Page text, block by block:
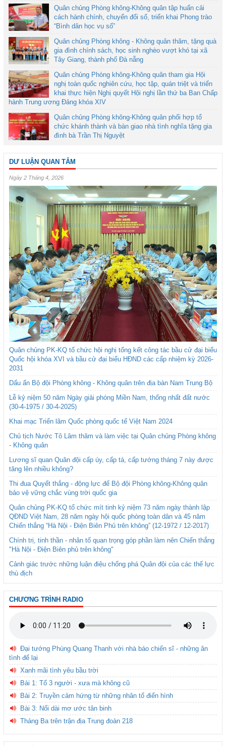
Quân chủng Phòng không-Không quân tập huấn cải
cách hành chính, chuyển đổi số, triển khai Phong trào
“Bình dân học vụ số”
Quân chủng Phòng không - Không quân thăm, tặng quà
gia đình chính sách, học sinh nghèo vượt khó tại xã
Tây Giang, thành phố Đà nẵng
Quân chủng Phòng không-Không quân tham gia Hội
nghị toàn quốc nghiên cứu, học tập, quán triệt và triển
khai thực hiện Nghị quyết Hội nghị lần thứ ba Ban Chấp
hành Trung ương Đảng khóa XIV
Quân chủng Phòng không-Không quân phối hợp tổ
chức khánh thành và bàn giao nhà tình nghĩa tặng gia
đình bà Trần Thị Nguyệt
DƯ LUẬN QUAN TÂM
Ngày 2 Tháng 4, 2026
Quân chủng PK-KQ tổ chức hội nghị tổng kết công tác bầu cử đại biểu
Quốc hội khóa XVI và bầu cử đại biểu HĐND các cấp nhiệm kỳ 2026-
2031
Dấu ấn Bộ đội Phòng không - Không quân trên địa bàn Nam Trung Bộ
Lễ kỷ niệm 50 năm Ngày giải phóng Miền Nam, thống nhất đất nước
(30-4-1975 / 30-4-2025)
Khai mạc Triển lãm Quốc phòng quốc tế Việt Nam 2024
Chủ tịch Nước Tô Lâm thăm và làm việc tại Quân chủng Phòng không
- Không quân
Lương sĩ quan Quân đội cấp úy, cấp tá, cấp tướng tháng 7 này được
tăng lên nhiều không?
Thi đua Quyết thắng - động lực để Bộ đội Phòng không-Không quân
bảo vệ vững chắc vùng trời quốc gia
Quân chủng PK-KQ tổ chức mít tinh kỷ niệm 73 năm ngày thành lập
QĐND Việt Nam, 28 năm ngày hội quốc phòng toàn dân và 45 năm
Chiến thắng “Hà Nội - Điện Biên Phủ trên không” (12-1972 / 12-2017)
Chính trị, tinh thần - nhân tố quan trọng góp phần làm nên Chiến thắng
"Hà Nội - Điện Biên phủ trên không"
Cảnh giác trước những luận điệu chống phá Quân đội của các thế lực
thù địch
CHƯƠNG TRÌNH RADIO
Đại tướng Phùng Quang Thanh với nhà báo chiến sĩ - những ân
tình để lại
Xanh mãi tình yêu bầu trời
Bài 1: Tổ 3 người - xưa mà không cũ
Bài 2: Truyền cảm hứng từ những nhân tố điển hình
Bài 3: Nối dài mơ ước tân binh
Tháng Ba trên trận địa Trung đoàn 218